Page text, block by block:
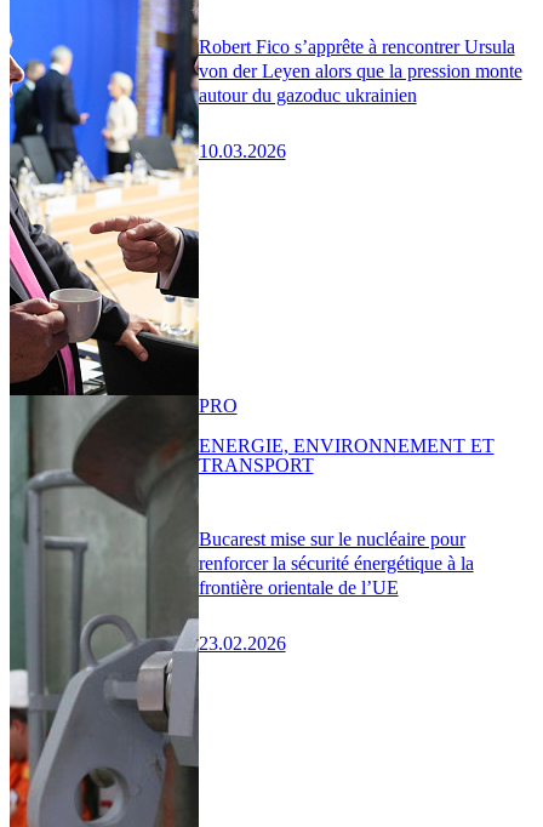
Robert Fico s’apprête à rencontrer Ursula
von der Leyen alors que la pression monte
autour du gazoduc ukrainien
10.03.2026
Bucarest mise sur le nucléaire pour
renforcer la sécurité énergétique à la
frontière orientale de l’UE
23.02.2026
PRO
ENERGIE, ENVIRONNEMENT ET
TRANSPORT